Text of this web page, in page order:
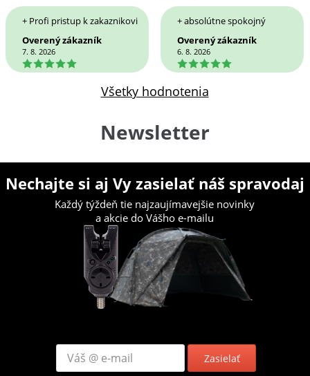
+ Profi pristup k zakaznikovi
Overený zákazník
7. 8. 2026
5
+ absolútne spokojný
Overený zákazník
6. 8. 2026
5
Všetky hodnotenia
Newsletter
Nechajte si aj Vy zasielať náš spravodaj
Každý týždeň tie najzaujímavejšie novinky
a akcie do Vášho e-mailu
Zasielať